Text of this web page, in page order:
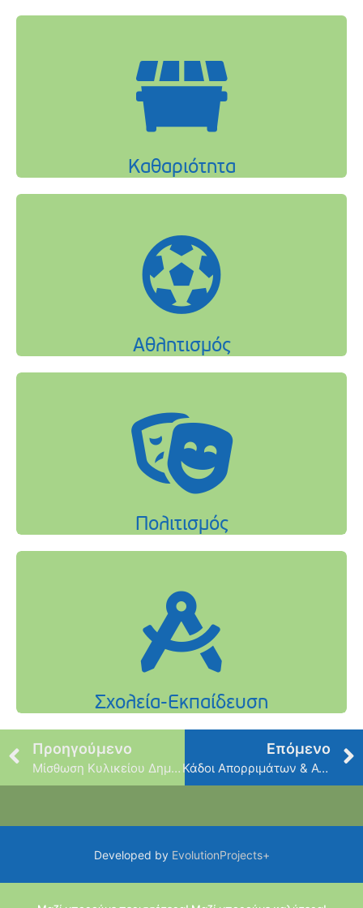
Προηγούμενο
Μίσθωση Κυλικείου Δημόσιου Σχολείου
Επόμενο
Κάδοι Απορριμάτων & Ανακύκλωσης
Developed by EvolutionProjects+